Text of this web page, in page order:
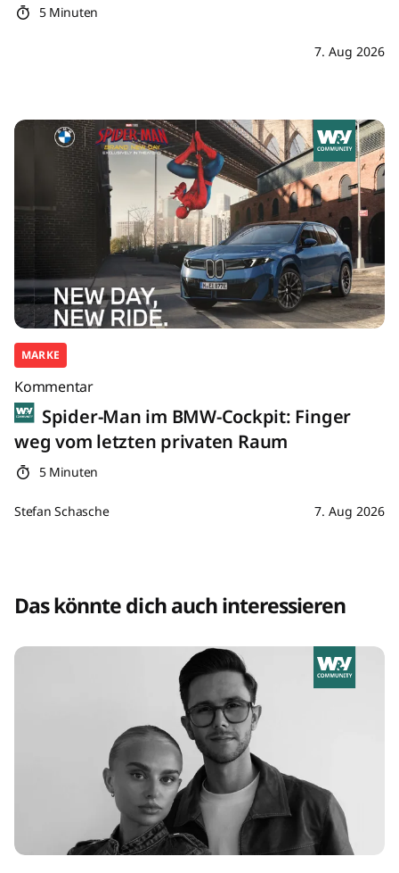
5 Minuten
7. Aug 2026
MARKE
Kommentar
Spider-Man im BMW-Cockpit: Finger
weg vom letzten privaten Raum
5 Minuten
Stefan Schasche 7. Aug 2026
Das könnte dich auch interessieren